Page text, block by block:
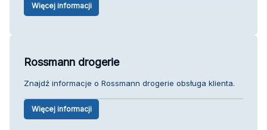
Więcej informacji
Rossmann drogerie
Znajdź informacje o Rossmann drogerie obsługa klienta.
Więcej informacji